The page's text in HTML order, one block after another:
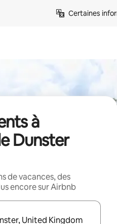
Certaines
à
Dunster
de vacances, des
encore sur Airbnb
utilisez les flèches vers